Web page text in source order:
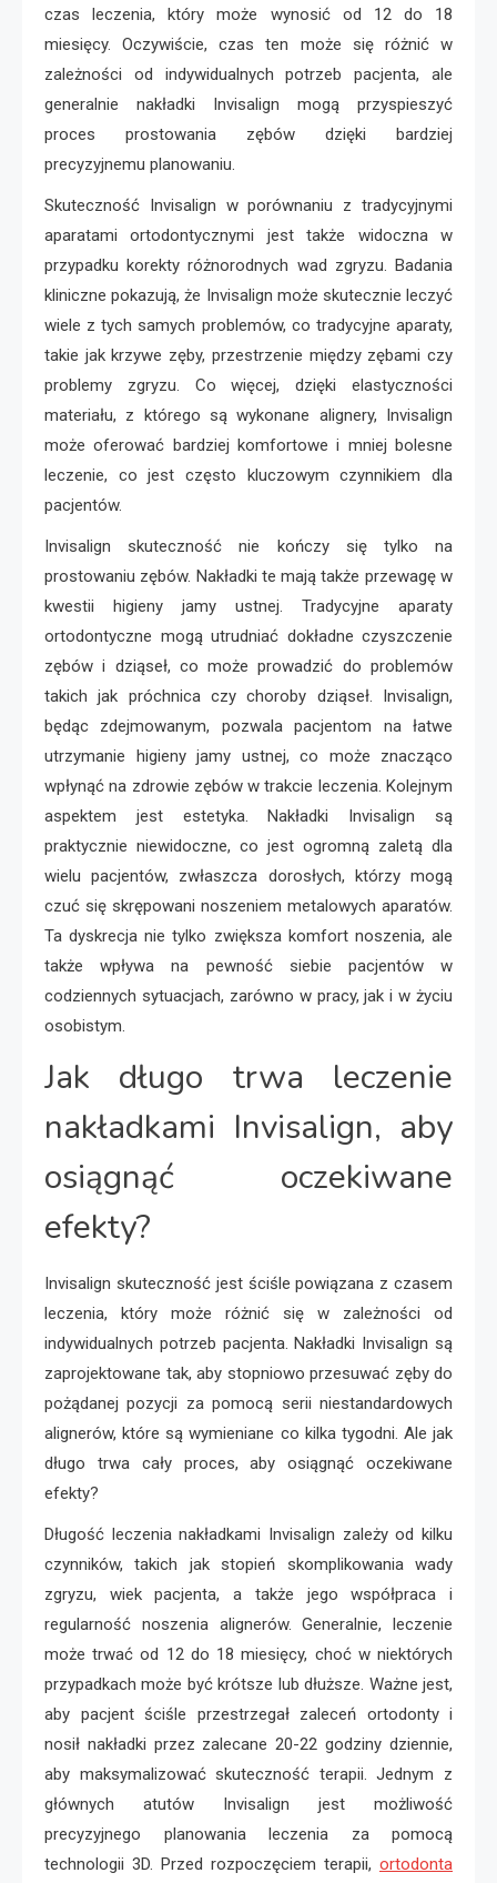
czas leczenia, który może wynosić od 12 do 18
miesięcy. Oczywiście, czas ten może się różnić w
zależności od indywidualnych potrzeb pacjenta, ale
generalnie nakładki Invisalign mogą przyspieszyć
proces prostowania zębów dzięki bardziej
precyzyjnemu planowaniu.
Skuteczność Invisalign w porównaniu z tradycyjnymi
aparatami ortodontycznymi jest także widoczna w
przypadku korekty różnorodnych wad zgryzu. Badania
kliniczne pokazują, że Invisalign może skutecznie leczyć
wiele z tych samych problemów, co tradycyjne aparaty,
takie jak krzywe zęby, przestrzenie między zębami czy
problemy zgryzu. Co więcej, dzięki elastyczności
materiału, z którego są wykonane alignery, Invisalign
może oferować bardziej komfortowe i mniej bolesne
leczenie, co jest często kluczowym czynnikiem dla
pacjentów.
Invisalign skuteczność nie kończy się tylko na
prostowaniu zębów. Nakładki te mają także przewagę w
kwestii higieny jamy ustnej. Tradycyjne aparaty
ortodontyczne mogą utrudniać dokładne czyszczenie
zębów i dziąseł, co może prowadzić do problemów
takich jak próchnica czy choroby dziąseł. Invisalign,
będąc zdejmowanym, pozwala pacjentom na łatwe
utrzymanie higieny jamy ustnej, co może znacząco
wpłynąć na zdrowie zębów w trakcie leczenia. Kolejnym
aspektem jest estetyka. Nakładki Invisalign są
praktycznie niewidoczne, co jest ogromną zaletą dla
wielu pacjentów, zwłaszcza dorosłych, którzy mogą
czuć się skrępowani noszeniem metalowych aparatów.
Ta dyskrecja nie tylko zwiększa komfort noszenia, ale
także wpływa na pewność siebie pacjentów w
codziennych sytuacjach, zarówno w pracy, jak i w życiu
osobistym.
Jak długo trwa leczenie
nakładkami Invisalign, aby
osiągnąć oczekiwane
efekty?
Invisalign skuteczność jest ściśle powiązana z czasem
leczenia, który może różnić się w zależności od
indywidualnych potrzeb pacjenta. Nakładki Invisalign są
zaprojektowane tak, aby stopniowo przesuwać zęby do
pożądanej pozycji za pomocą serii niestandardowych
alignerów, które są wymieniane co kilka tygodni. Ale jak
długo trwa cały proces, aby osiągnąć oczekiwane
efekty?
Długość leczenia nakładkami Invisalign zależy od kilku
czynników, takich jak stopień skomplikowania wady
zgryzu, wiek pacjenta, a także jego współpraca i
regularność noszenia alignerów. Generalnie, leczenie
może trwać od 12 do 18 miesięcy, choć w niektórych
przypadkach może być krótsze lub dłuższe. Ważne jest,
aby pacjent ściśle przestrzegał zaleceń ortodonty i
nosił nakładki przez zalecane 20-22 godziny dziennie,
aby maksymalizować skuteczność terapii. Jednym z
głównych atutów Invisalign jest możliwość
precyzyjnego planowania leczenia za pomocą
technologii 3D. Przed rozpoczęciem terapii, ortodonta